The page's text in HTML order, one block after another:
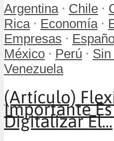
Argentina • Chile •
Rica • Economía •
Empresas •
México • Perú •
Venezuela
(Artículo)
Importante
Digitalizar El...